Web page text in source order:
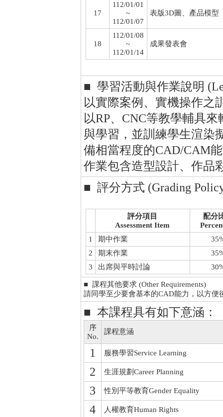
17
112/01/01
~
112/01/07
表版3D圖、產品模型
18
112/01/08
~
112/01/14
成果發表會
■ 學習活動與作業說明
以實際案例、實機操作之
以RP、CNC等教學輔具
與學習，並訓練學生渲染
備相當程度的CAD/CAM
作業包含造型設計、作品
■ 評分方式 (Grading
評分項目
Assessment Item
配分
1
期中作業
2
期末作業
3
出席與平時討論
■ 課程其他要求 (Other Requirements)
請同學至少要會基本的CAD能力，以方便
■ 本課程具有如下意涵：
序
No.
課程意涵
1 服務學習Service Learning
2 生涯規劃Career Planning
3 性別平等教育Gender Equality
4 人權教育Human Rights